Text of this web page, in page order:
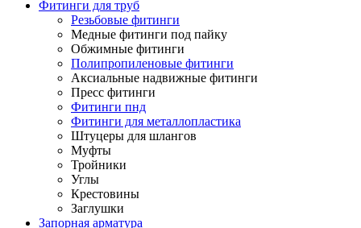
Фитинги для труб
Резьбовые фитинги
Медные фитинги под пайку
Обжимные фитинги
Полипропиленовые фитинги
Аксиальные надвижные фитинги
Пресс фитинги
Фитинги пнд
Фитинги для металлопластика
Штуцеры для шлангов
Муфты
Тройники
Углы
Крестовины
Заглушки
Запорная арматура